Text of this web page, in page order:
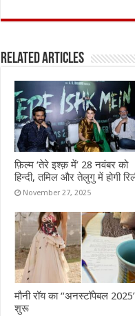
ce
o
o
k
it
r
at
A
p
p
Related Articles
फ़िल्म ‘तेरे इश्क़ में’ 28 नवंबर को
हिन्दी, तमिल और तेलुगु में होगी
November 27, 2025
मौनी रॉय का “अनस्टॉपेबल
शुरू